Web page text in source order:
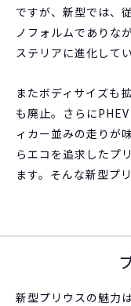
ですが、新型では、
ノフォルムでありな
ステリアに進化してい
またボディサイズも
も廃止。さらに
ィカー並みの走りが
らエコを追求したプ
ます。そんな新型プ
新型プリウスの魅力